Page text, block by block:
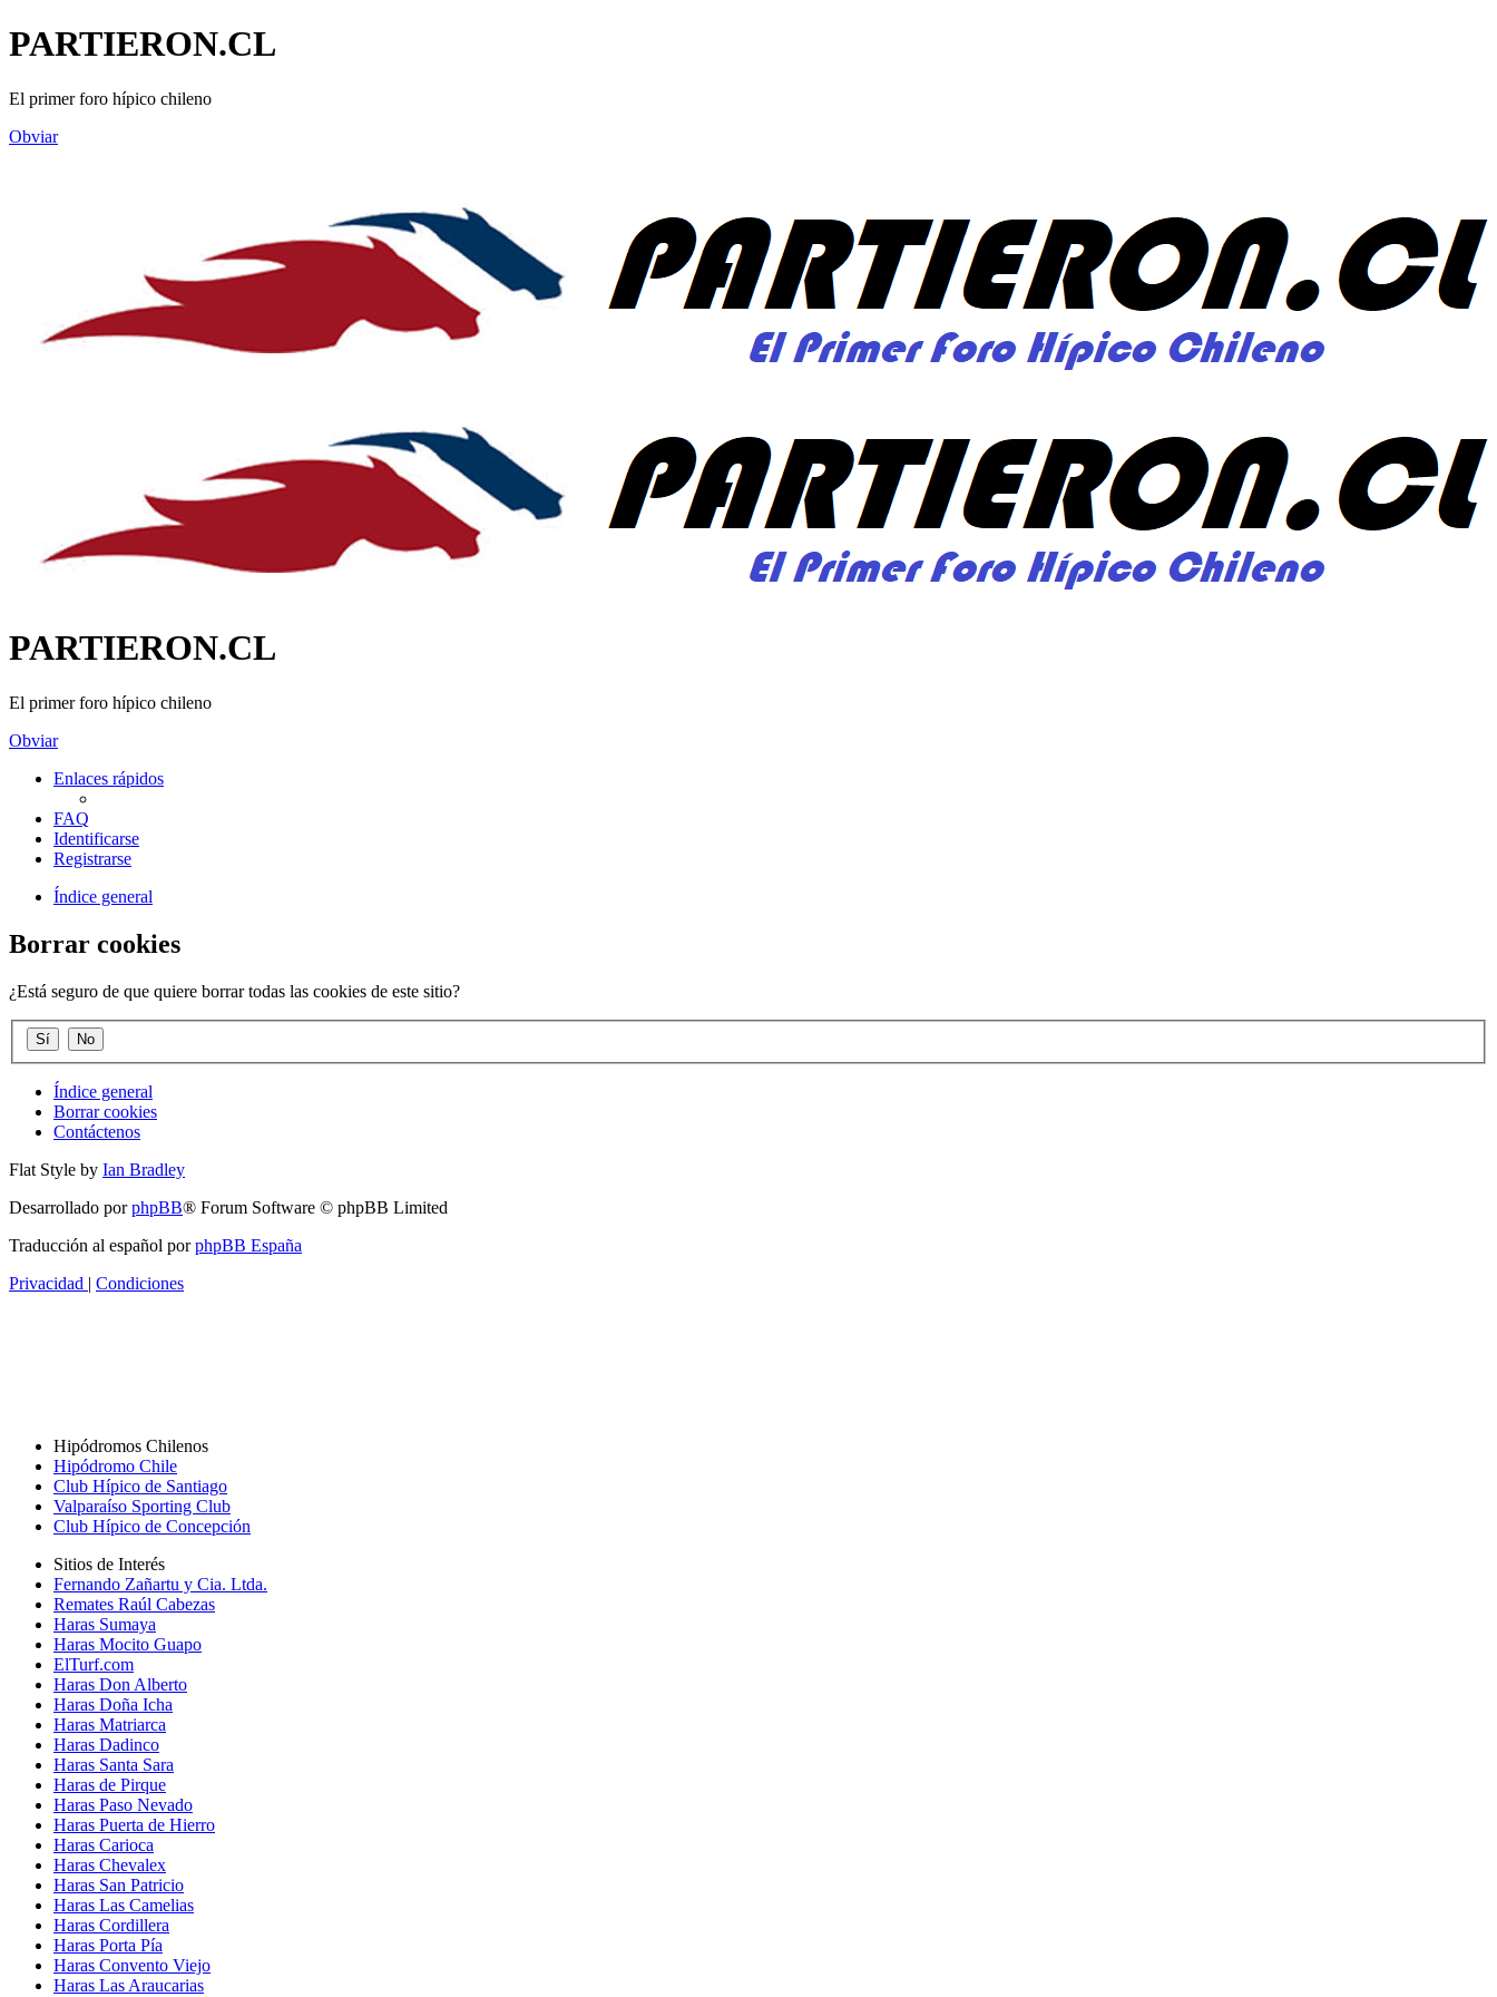
PARTIERON.CL
El primer foro hípico chileno
Obviar
PARTIERON.CL
El primer foro hípico chileno
Obviar
Enlaces rápidos
FAQ
Identificarse
Registrarse
Índice general
Borrar cookies
¿Está seguro de que quiere borrar todas las cookies de este sitio?
Índice general
Borrar cookies
Contáctenos
Flat Style by Ian Bradley
Desarrollado porphpBB® Forum Software © phpBB Limited
Traducción al español porphpBB España
Privacidad | Condiciones
Hipódromos Chilenos
Hipódromo Chile
Club Hípico de Santiago
Valparaíso Sporting Club
Club Hípico de Concepción
Sitios de Interés
Fernando Zañartu y Cia. Ltda.
Remates Raúl Cabezas
Haras Sumaya
Haras Mocito Guapo
ElTurf.com
Haras Don Alberto
Haras Doña Icha
Haras Matriarca
Haras Dadinco
Haras Santa Sara
Haras de Pirque
Haras Paso Nevado
Haras Puerta de Hierro
Haras Carioca
Haras Chevalex
Haras San Patricio
Haras Las Camelias
Haras Cordillera
Haras Porta Pía
Haras Convento Viejo
Haras Las Araucarias